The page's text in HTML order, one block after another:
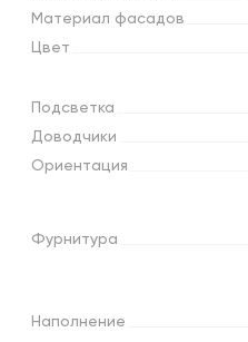
Материал фасадов
Цвет
Подсветка
Доводчики
Ориентация
Фурнитура
Наполнение